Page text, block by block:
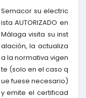
Semacor su electric
ista AUTORIZADO en
Málaga visita su inst
alación, la actualiza
a la normativa vigen
te (solo en el caso q
ue fuese necesario)
y emite el certificad